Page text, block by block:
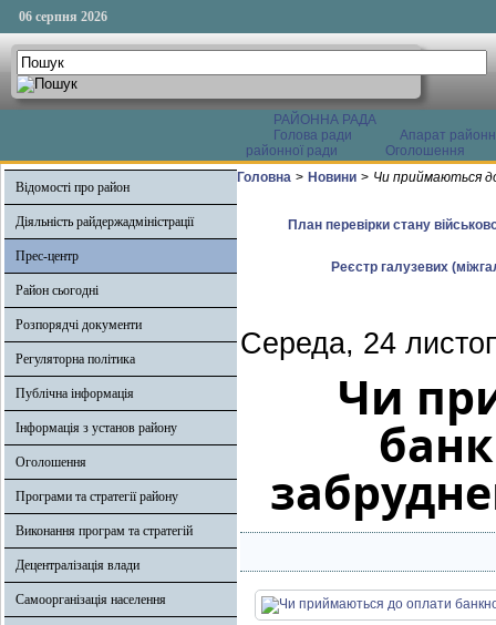
06 серпня 2026
РАЙОННА РАДА
Голова ради
Апарат
районної ради
Оголошення
Відомості про район
Діяльність райдержадміністрації
Прес-центр
Район сьогодні
Розпорядчі документи
Регуляторна політика
Публічна інформація
Інформація з установ району
Оголошення
Програми та стратегії району
Виконання програм та стратегій
Децентралізація влади
Самоорганізація населення
Головна > Новини > Чи приймаються
План перевірки стану
Реєстр галузевих
Середа, 24
Чи